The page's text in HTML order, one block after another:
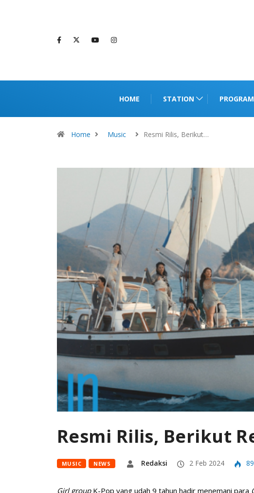
HOME STATION PROGRAM
Home Music Resmi Rilis, Berikut…
Resmi Rilis, Berikut
MUSIC NEWS Redaksi 2 Feb 2024
Girl group K-Pop yang udah 9 tahun hadir menemani para